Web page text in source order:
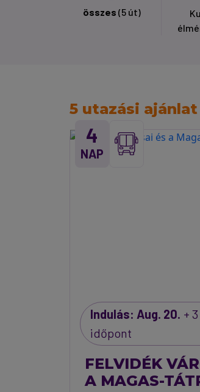
összes (5 út)
5 utazási ajánlat
4
NAP
Indulás: Aug. 20. +
időpont
FELVIDÉK
A MAGAS-